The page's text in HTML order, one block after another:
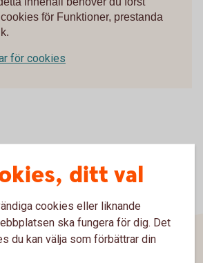
för Funktioner, prestanda
för cookies
ditt val
cookies eller liknande
ska fungera för dig. Det
du kan välja som förbättrar din